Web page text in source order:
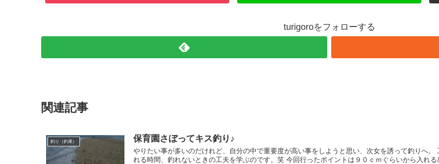
turigoroをフォローする
関連記事
釣り（釣果） 保育園さぼってキス釣り♪
やりたい事が多いのだけれど、自分の中で重要度が高い事をしようと思い、次女を誘って釣りへ
れる時間、釣れないときの工夫を学ぶのです。笑 今回行ったポイントは９０ｃｍぐらいから入れる